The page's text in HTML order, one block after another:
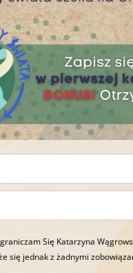
Się Katarzyna
się jednak z żadnymi